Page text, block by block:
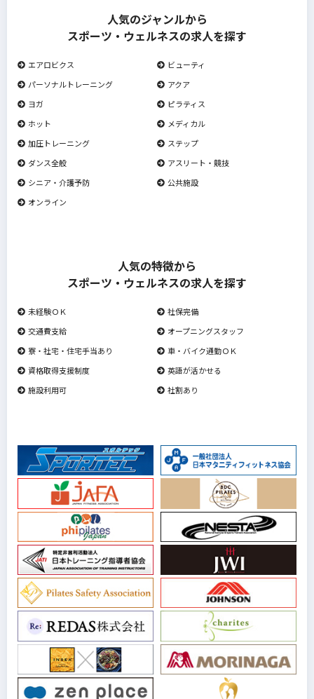
人気のジャンルから
スポーツ・ウェルネスの求人を探す
エアロビクス
ビューティ
パーソナルトレーニング
アクア
ヨガ
ピラティス
ホット
メディカル
加圧トレーニング
ステップ
ダンス全般
アスリート・競技
シニア・介護予防
公共施設
オンライン
人気の特徴から
スポーツ・ウェルネスの求人を探す
未経験ＯＫ
社保完備
交通費支給
オープニングスタッフ
寮・社宅・住宅手当あり
車・バイク通勤ＯＫ
資格取得支援制度
英語が活かせる
施設利用可
社割あり